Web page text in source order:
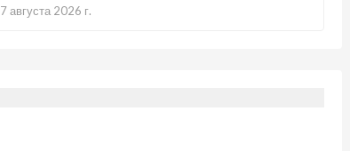
7 августа 2026 г.